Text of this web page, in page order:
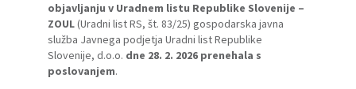
objavljanju v Uradnem listu Republike Slovenije –
ZOUL(Uradni list RS, št. 83/25) gospodarska javna
služba Javnega podjetja Uradni list Republike
Slovenije, d.o.o. dne 28. 2. 2026 prenehala s
poslovanjem.